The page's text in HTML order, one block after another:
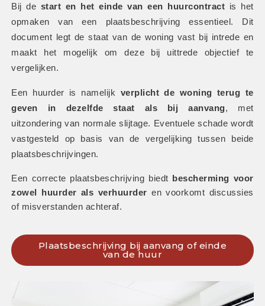
Bij de start en het einde van een huurcontract is het
opmaken van een plaatsbeschrijving essentieel. Dit
document legt de staat van de woning vast bij intrede en
maakt het mogelijk om deze bij uittrede objectief te
vergelijken.
Een huurder is namelijk verplicht de woning terug te
geven in dezelfde staat als bij aanvang, met
uitzondering van normale slijtage. Eventuele schade wordt
vastgesteld op basis van de vergelijking tussen beide
plaatsbeschrijvingen.
Een correcte plaatsbeschrijving biedt
bescherming voor
zowel huurder als verhuurder en voorkomt discussies
of misverstanden achteraf.
Plaatsbeschrijving bij aanvang of einde
van de huur